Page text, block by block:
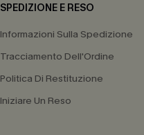
SPEDIZIONE E RESO
Informazioni Sulla Spedizione
Tracciamento Dell'Ordine
Politica Di Restituzione
Iniziare Un Reso